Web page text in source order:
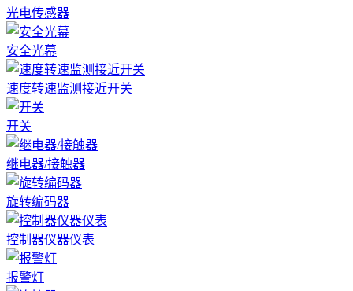
光电传感器
安全光幕
速度转速监测接近开关
开关
继电器/接触器
旋转编码器
控制器仪器仪表
报警灯